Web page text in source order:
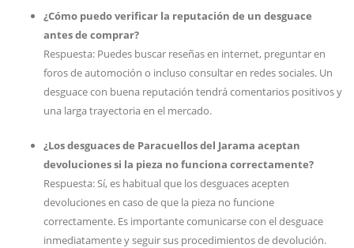
¿Cómo puedo verificar la reputación de un desguace
antes de comprar?
Respuesta: Puedes buscar reseñas en internet, preguntar en
foros de automoción o incluso consultar en redes sociales. Un
desguace con buena reputación tendrá comentarios positivos y
una larga trayectoria en el mercado.
¿Los desguaces de Paracuellos del Jarama aceptan
devoluciones si la pieza no funciona correctamente?
Respuesta: Sí, es habitual que los desguaces acepten
devoluciones en caso de que la pieza no funcione
correctamente. Es importante comunicarse con el desguace
inmediatamente y seguir sus procedimientos de devolución.